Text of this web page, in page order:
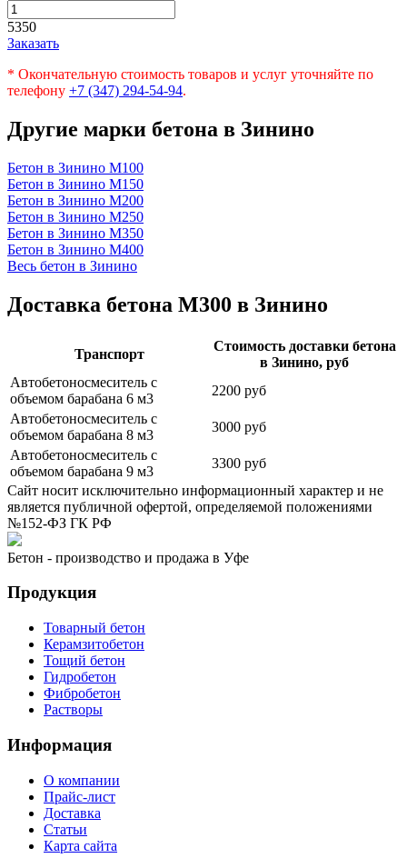
5350
Заказать
* Окончательную стоимость товаров и услуг уточняйте по
телефону +7 (347) 294-54-94.
Другие марки бетона в Зинино
Бетон в Зинино М100
Бетон в Зинино М150
Бетон в Зинино М200
Бетон в Зинино М250
Бетон в Зинино М350
Бетон в Зинино М400
Весь бетон в Зинино
Доставка бетона М300 в Зинино
Транспорт
Стоимость доставки бетона
в Зинино, руб
Автобетоносмеситель с
объемом барабана 6 м3
2200 руб
Автобетоносмеситель с
объемом барабана 8 м3
3000 руб
Автобетоносмеситель с
объемом барабана 9 м3
3300 руб
Сайт носит исключительно информационный характер и не
является публичной офертой, определяемой положениями
№152-ФЗ ГК РФ
Бетон - производство и продажа в Уфе
Продукция
Товарный бетон
Керамзитобетон
Тощий бетон
Гидробетон
Фибробетон
Растворы
Информация
О компании
Прайс-лист
Доставка
Статьи
Карта сайта